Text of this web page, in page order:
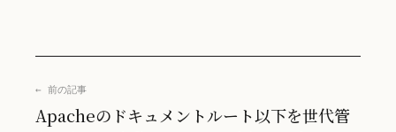
← 前の記事
Apacheのドキュメントルート以下を世代管